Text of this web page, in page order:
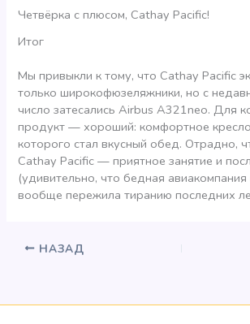
Четвёрка с плюсом, Cathay Pacific!
Итог
Мы привыкли к тому, что Cathay Pacific
только широкофюзеляжники, но с
число затесались Airbus A321neo. Для
продукт — хороший: комфортное
которого стал вкусный обед. Отрадно,
Cathay Pacific — приятное занятие и
(удивительно, что бедная авиакомпания
вообще пережила тиранию последних
НАЗАД